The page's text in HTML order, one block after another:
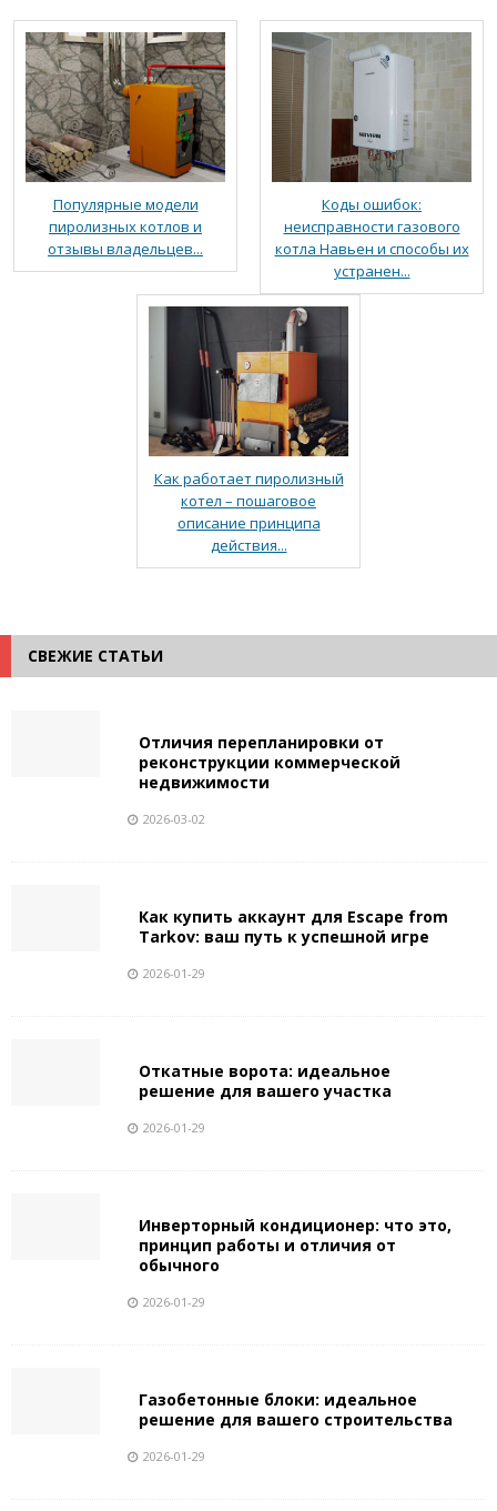
Популярные модели
пиролизных котлов и
отзывы владельцев...
Коды ошибок:
неисправности газового
котла Навьен и способы их
устранен...
Как работает пиролизный
котел – пошаговое
описание принципа
действия...
СВЕЖИЕ СТАТЬИ
Отличия перепланировки от
реконструкции коммерческой
недвижимости
2026-03-02
Как купить аккаунт для Escape from
Tarkov: ваш путь к успешной игре
2026-01-29
Откатные ворота: идеальное
решение для вашего участка
2026-01-29
Инверторный кондиционер: что это,
принцип работы и отличия от
обычного
2026-01-29
Газобетонные блоки: идеальное
решение для вашего строительства
2026-01-29